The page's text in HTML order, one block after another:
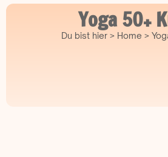
Yoga 50+
Du bist hier > Home >